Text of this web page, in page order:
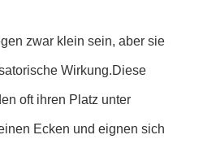
zwar klein sein, aber sie
Wirkung.Diese
oft ihren Platz unter
Ecken und eignen sich